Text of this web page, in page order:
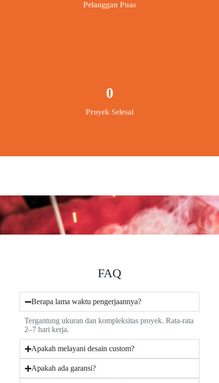
Pelanggan Puas
Proyek Selesai
0
FAQ
Berapa lama waktu pengerjaannya?
Tergantung ukuran dan kompleksitas proyek. Rata-rata
2–7 hari kerja.
Apakah melayani desain custom?
Apakah ada garansi?